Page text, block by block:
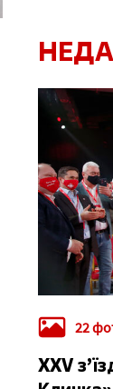
22
XXV